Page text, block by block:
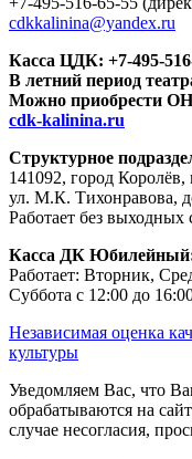
cdkkalinina@yandex.ru
Касса ЦДК: +7-495-
В летний период
Можно приобрести
cdk-kalinina.ru
Структурное
141092, город
ул. М.К. Тихонравова,
Работает без выходных
Касса ДК
Работает: Вторник,
Суббота с 12:00 до
Независимая оценка
культуры
Уведомляем Вас, что
обрабатываются на
случае несогласия,